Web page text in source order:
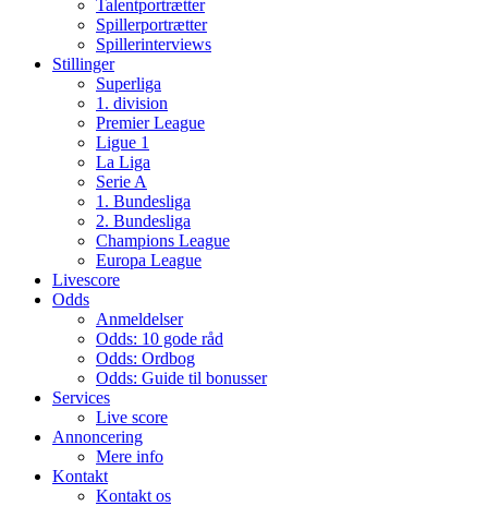
Talentportrætter
Spillerportrætter
Spillerinterviews
Stillinger
Superliga
1. division
Premier League
Ligue 1
La Liga
Serie A
1. Bundesliga
2. Bundesliga
Champions League
Europa League
Livescore
Odds
Anmeldelser
Odds: 10 gode råd
Odds: Ordbog
Odds: Guide til bonusser
Services
Live score
Annoncering
Mere info
Kontakt
Kontakt os